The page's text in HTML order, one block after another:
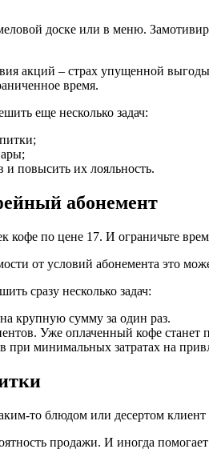
доске или в меню.
акций – страх упущенной
время.
еще несколько задач:
повысить их лояльность.
абонемент
по цене 17. И ограничьте
от условий абонемента это
сразу несколько задач:
крупную сумму за один раз.
Уже оплаченный кофе
при минимальных затратах на
то блюдом или десертом
продажи. И иногда